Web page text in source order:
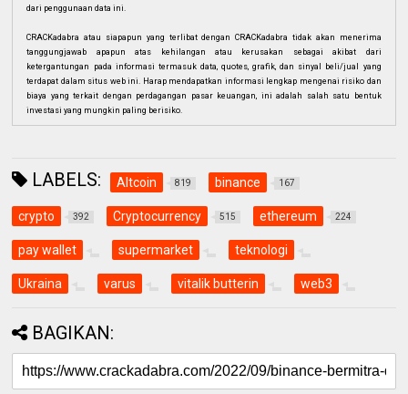
dari penggunaan data ini.
CRACKadabra atau siapapun yang terlibat dengan CRACKadabra tidak akan menerima
tanggungjawab apapun atas kehilangan atau kerusakan sebagai akibat dari
ketergantungan pada informasi termasuk data, quotes, grafik, dan sinyal beli/jual yang
terdapat dalam situs web ini. Harap mendapatkan informasi lengkap mengenai risiko dan
biaya yang terkait dengan perdagangan pasar keuangan, ini adalah salah satu bentuk
investasi yang mungkin paling berisiko.
LABELS: Altcoin 819 binance 167
crypto 392 Cryptocurrency 515 ethereum 224
pay wallet supermarket teknologi
Ukraina varus vitalik butterin web3
BAGIKAN: